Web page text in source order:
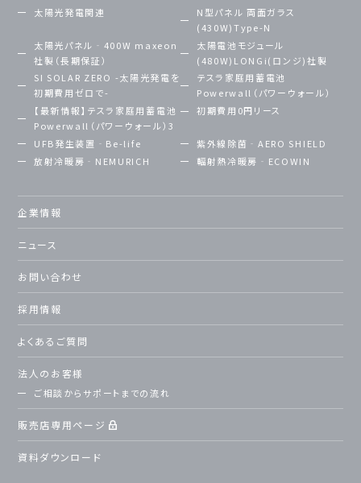
太陽光発電関連
N型パネル 両面ガラス
(430W)Type-N
太陽光パネル‐400W maxeon
社製（長期保証）
太陽電池モジュール
(480W)LONGi(ロンジ)社製
SI SOLAR ZERO -太陽光発電を
初期費用ゼロで-
テスラ家庭用蓄電池
Powerwall（パワーウォール）
【最新情報】テスラ家庭用蓄電池
Powerwall（パワーウォール）3
初期費用0円リース
UFB発生装置‐Be-life
紫外線除菌‐AERO SHIELD
放射冷暖房‐NEMURICH
輻射熱冷暖房‐ECOWIN
企業情報
ニュース
お問い合わせ
採用情報
よくあるご質問
法人のお客様
ご相談からサポートまでの流れ
販売店専用ページ
資料ダウンロード